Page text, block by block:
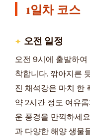
1일차 코스
오전 일정
오전 9시에 출발하
착합니다. 깎아지른
진 채석강은 마치 한
약 2시간 정도 여유
운 풍경을 만끽하세
과 다양한 해양 생물